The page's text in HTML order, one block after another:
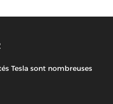
Tesla sont nombreuses